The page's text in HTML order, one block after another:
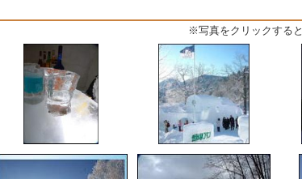
※写真をクリックする